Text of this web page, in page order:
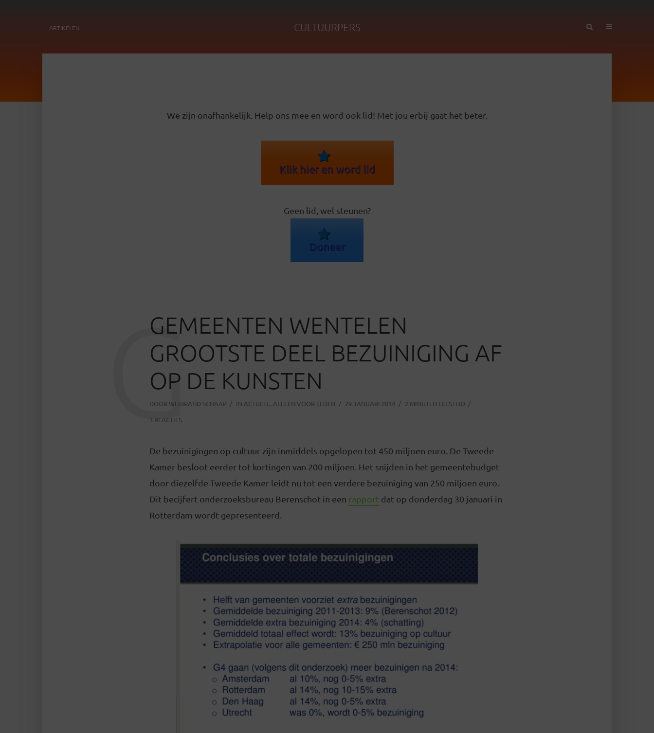
ARTIKELEN CULTUURPERS
We zijn onafhankelijk. Help ons mee en word ook lid! Met jou erbij gaat het beter.
Klik hier en word lid
Geen lid, wel steunen?
Doneer
GEMEENTEN WENTELEN
GROOTSTE DEEL BEZUINIGING AF
OP DE KUNSTEN
DOOR WIJBRAND SCHAAP IN ACTUEEL , ALLEEN VOOR LEDEN 29 JANUARI 2014
2 MINUTEN LEESTIJD
3 REACTIES
G
De bezuinigingen op cultuur zijn inmiddels opgelopen tot 450 miljoen euro. De Tweede
Kamer besloot eerder tot kortingen van 200 miljoen. Het snijden in het gemeentebudget
door diezelfde Tweede Kamer leidt nu tot een verdere bezuiniging van 250 miljoen euro.
Dit becijfert onderzoeksbureau Berenschot in een rapport dat op donderdag 30 januari in
Rotterdam wordt gepresenteerd.